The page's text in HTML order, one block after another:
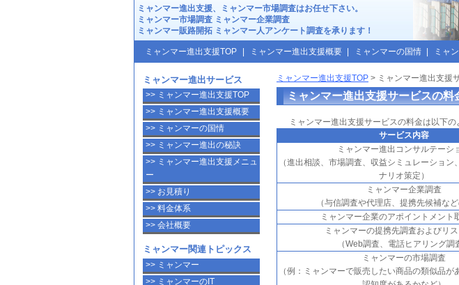
ミャンマー進出支援、 ミャンマー市場調査はお任せ下さい。
ミャンマー市場調査 ミャンマー企業調査
ミャンマー販路開拓 ミャンマー人アンケート調査を承ります！
ミャンマー進出支援TOP > ミャンマー進出支援
ミャンマー進出支援サービスの料
ミャンマー進出支援サービスの料金は以下の
サービス内容
ミャンマー進出コンサルテーシ
（進出相談、市場調査、収益シミュレーション
ナリオ策定）
ミャンマー企業調査
（与信調査や代理店、提携先候補など
ミャンマー企業のアポイントメント
ミャンマーの提携先調査およびリ
（Web調査、電話ヒアリング調
ミャンマーの市場調査
（例：ミャンマーで販売したい商品の類似品が
ミャンマー進出サービス
>> ミャンマー進出支援TOP
>> ミャンマー進出支援概要
>> ミャンマーの国情
>> ミャンマー進出の秘訣
>> ミャンマー進出支援メニュ
ー
>> お見積り
>> 料金体系
>> 会社概要
ミャンマー関連トピックス
>> ミャンマー
>> ミャンマーのIT
ミャンマー進出支援TOP ミャンマー進出支援概要 ミャンマーの国情 ミャ